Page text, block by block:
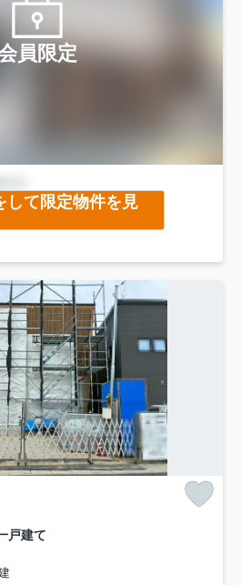
員限定
して限定物件を見
戸建て